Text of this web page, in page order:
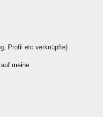
Profil etc verknüpfte)
meine